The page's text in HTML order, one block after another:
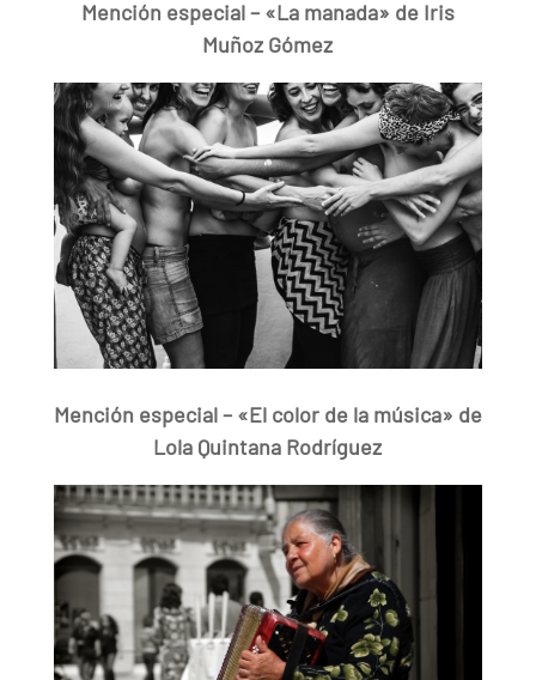
Mención especial – «La manada» de Iris
Muñoz Gómez
Mención especial – «El color de la música» de
Lola Quintana Rodríguez